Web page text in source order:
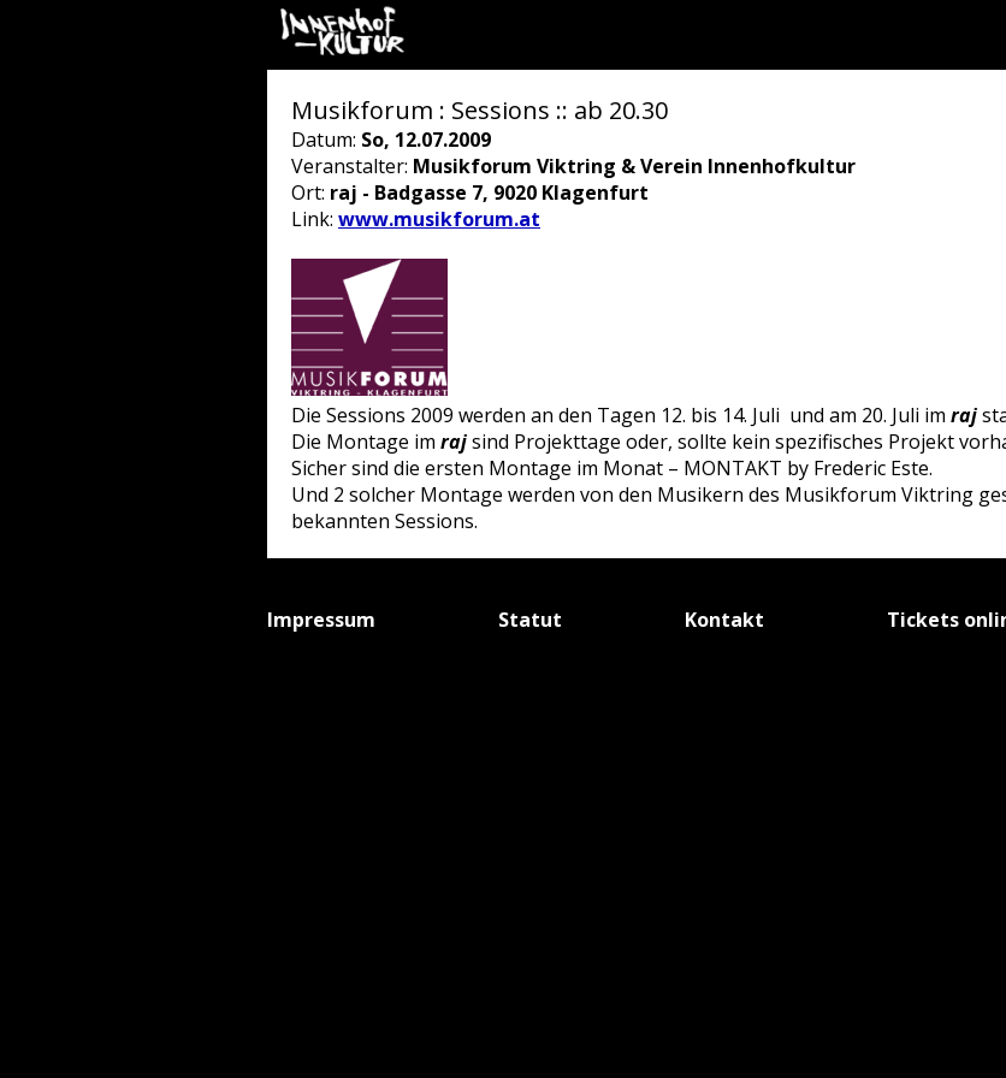
Musikforum : Sessions :: ab 20.30
Datum: So, 12.07.2009
Veranstalter: Musikforum Viktring & Verein Innenhofkultur
Ort: raj - Badgasse 7, 9020 Klagenfurt
Link: www.musikforum.at
Die Sessions 2009 werden an den Tagen 12. bis 14. Juli und am 20. Juli im raj
Die Montage im rajsind Projekttage oder, sollte kein spezifisches Projekt
Sicher sind die ersten Montage im Monat – MONTAKT by Frederic Este.
Und 2 solcher Montage werden von den Musikern des Musikforum Viktring
bekannten Sessions.
Impressum Statut Kontakt Tickets